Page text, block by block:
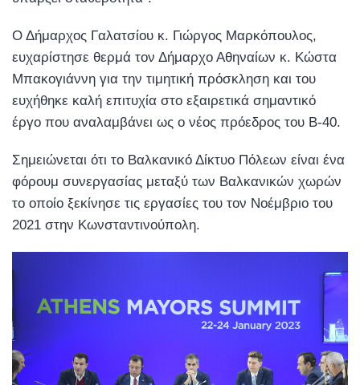
Ο Δήμαρχος Γαλατσίου κ. Γιώργος Μαρκόπουλος,
ευχαρίστησε θερμά τον Δήμαρχο Αθηναίων κ. Κώστα
Μπακογιάννη για την τιμητική πρόσκληση ​και του
ευχήθηκε καλή επιτυχία στο εξαιρετικά σημαντικό
έργο που αναλαμβάνει ως ο νέος πρόεδρος του Β-40.
Σημειώνεται ότι τo Βαλκανικό Δίκτυο Πόλεων είναι ένα
φόρουμ συνεργασίας μεταξύ των Βαλκανικών χωρών
το οποίο ξεκίνησε τις εργασίες του τον Νοέμβριο του
2021 στην Κωνσταντινούπολη.